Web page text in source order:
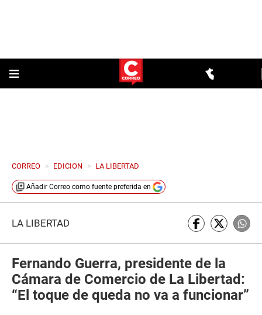
CORREO > EDICION > LA LIBERTAD
Añadir Correo como fuente preferida en
LA LIBERTAD
Fernando Guerra, presidente de la
Cámara de Comercio de La Libertad:
“El toque de queda no va a funcionar”